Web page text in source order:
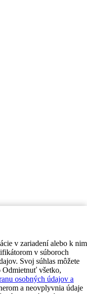
v zariadení alebo k nim
v súboroch
Svoj súhlas môžete
všetko,
osobných údajov a
a neovplyvnia údaje